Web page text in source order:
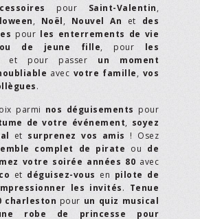
pour Saint-Valentin,
, Noël, Nouvel An et des
pour les enterrements de vie
de jeune fille, pour les
et pour passer un moment
avec votre famille, vos
.
parmi nos déguisements pour
de votre événement, soyez
et surprenez vos amis ! Osez
complet de pirate ou de
votre soirée années 80 avec
et déguisez-vous en pilote de
les invités. Tenue
charleston pour un quiz musical
robe de princesse pour